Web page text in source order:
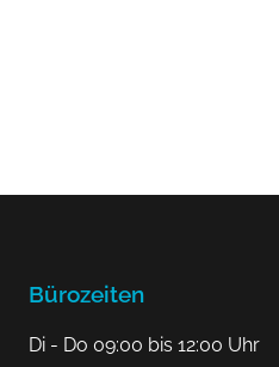
Bürozeiten
Di - Do 09:00 bis 12:00 Uhr